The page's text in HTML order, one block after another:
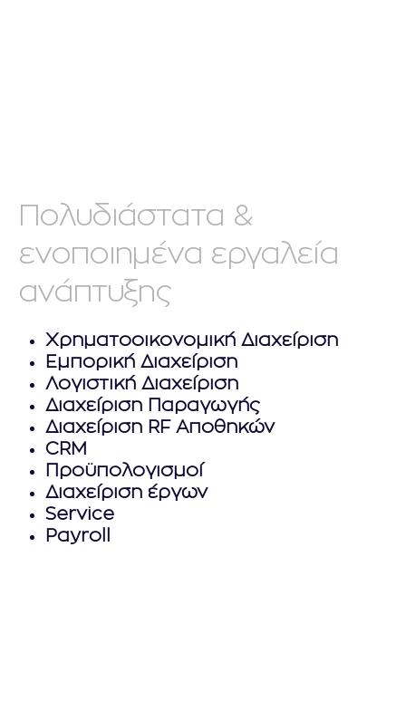
Πολυδιάστατα &
ενοποιημένα εργαλεία
ανάπτυξης
Χρηματοοικονομική Διαχείριση
Εμπορική Διαχείριση
Λογιστική Διαχείριση
Διαχείριση Παραγωγής
Διαχείριση RF Αποθηκών
CRM
Προϋπολογισμοί
Διαχείριση έργων
Service
Payroll